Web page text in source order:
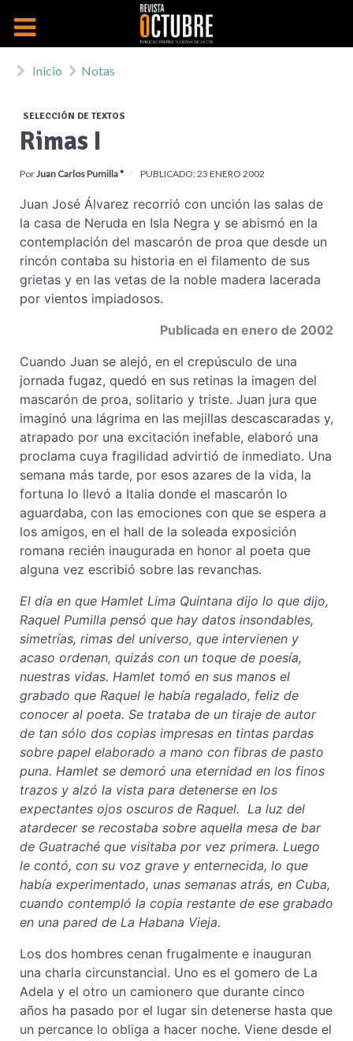
Inicio Notas
SELECCIÓN DE TEXTOS
Rimas I
PorJuan Carlos Pumilla * PUBLICADO: 23 ENERO 2002
Juan José Álvarez recorrió con unción las salas de
la casa de Neruda en Isla Negra y se abismó en la
contemplación del mascarón de proa que desde un
rincón contaba su historia en el filamento de sus
grietas y en las vetas de la noble madera lacerada
por vientos impiadosos.
Publicada en enero de 2002
Cuando Juan se alejó, en el crepúsculo de una
jornada fugaz, quedó en sus retinas la imagen del
mascarón de proa, solitario y triste. Juan jura que
imaginó una lágrima en las mejillas descascaradas y,
atrapado por una excitación inefable, elaboró una
proclama cuya fragilidad advirtió de inmediato. Una
semana más tarde, por esos azares de la vida, la
fortuna lo llevó a Italia donde el mascarón lo
aguardaba, con las emociones con que se espera a
los amigos, en el hall de la soleada exposición
romana recién inaugurada en honor al poeta que
alguna vez escribió sobre las revanchas.
El día en que Hamlet Lima Quintana dijo lo que dijo,
Raquel Pumilla pensó que hay datos insondables,
simetrías, rimas del universo, que intervienen y
acaso ordenan, quizás con un toque de poesía,
nuestras vidas. Hamlet tomó en sus manos el
grabado que Raquel le había regalado, feliz de
conocer al poeta. Se trataba de un tiraje de autor
de tan sólo dos copias impresas en tintas pardas
sobre papel elaborado a mano con fibras de pasto
puna. Hamlet se demoró una eternidad en los finos
trazos y alzó la vista para detenerse en los
expectantes ojos oscuros de Raquel. La luz del
atardecer se recostaba sobre aquella mesa de bar
de Guatraché que visitaba por vez primera. Luego
le contó, con su voz grave y enternecida, lo que
había experimentado, unas semanas atrás, en Cuba,
cuando contempló la copia restante de ese grabado
en una pared de La Habana Vieja.
Los dos hombres cenan frugalmente e inauguran
una charla circunstancial. Uno es el gomero de La
Adela y el otro un camionero que durante cinco
años ha pasado por el lugar sin detenerse hasta que
un percance lo obliga a hacer noche. Viene desde el